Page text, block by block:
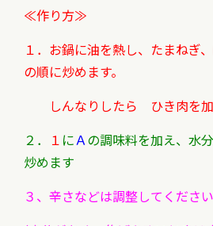
≪作り方≫
１．お鍋に油を熱し、たまねぎ
の順に炒めます。
しんなりしたら ひき肉を加
２．
１ にＡの調味料を加え、水
炒めます
３、辛さなどは調整してください